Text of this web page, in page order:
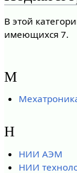
В этой
имеющихся 7.
М
Н
НИИ АЭМ
НИИ